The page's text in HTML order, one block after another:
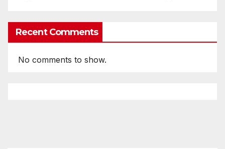
Recent Comments
No comments to show.